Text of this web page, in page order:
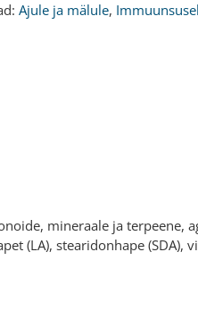
Ajule ja mälule,
mineraale ja terpeene,
(LA), stearidonhape